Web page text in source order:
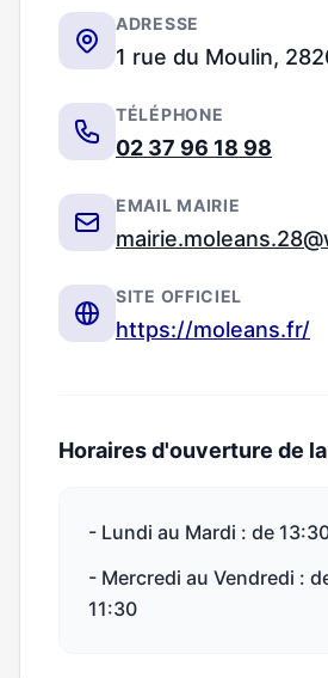
ADRESSE
1 rue du Moulin,
TÉLÉPHONE
02 37 96 18 98
EMAIL MAIRIE
SITE OFFICIEL
https://moleans.fr/
Horaires d'ouverture de
- Lundi au Mardi : de
- Mercredi au Vendredi :
11:30